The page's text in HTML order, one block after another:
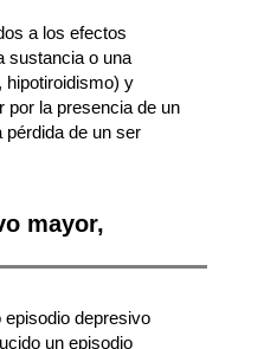
a los efectos
sustancia o una
hipotiroidismo) y
por la presencia de un
pérdida de un ser
mayor,
episodio depresivo
un episodio